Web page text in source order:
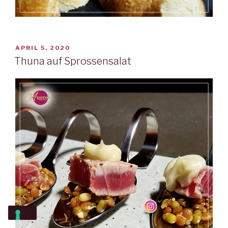
VERÖFFENTLICHT
AM
APRIL 5, 2020
Thuna auf Sprossensalat